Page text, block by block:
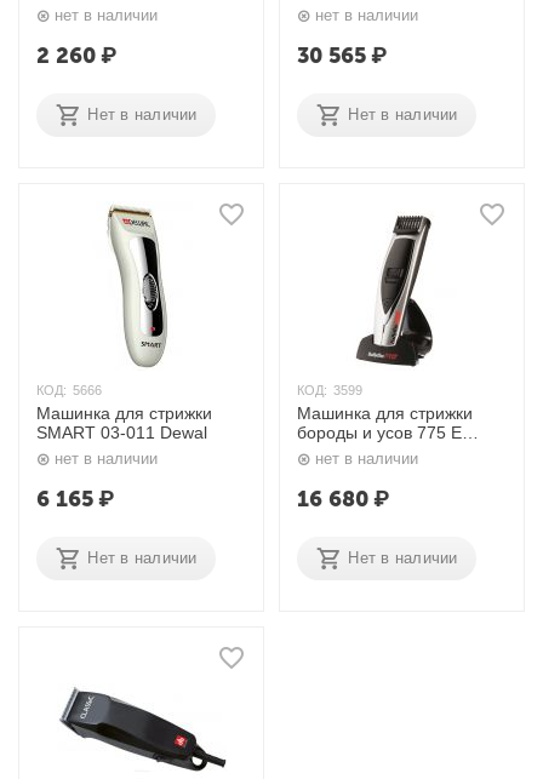
нет в наличии
2 260₽
Нет в наличии
нет в наличии
30 565₽
Нет в наличии
КОД: 5666
Машинка для стрижки
SMART 03-011 Dewal
нет в наличии
6 165₽
Нет в наличии
КОД: 3599
Машинка для стрижки
бороды и усов 775 E
BaByliss
нет в наличии
16 680₽
Нет в наличии